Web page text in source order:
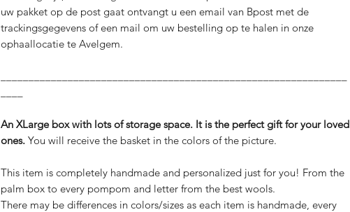
uw pakket op de post gaat ontvangt u een email van Bpost met de
trackingsgegevens of een mail om uw bestelling op te halen in onze
ophaallocatie te Avelgem.
An XLarge box with lots of storage space. It is the perfect gift for your loved
ones. You will receive the basket in the colors of the picture.
This item is completely handmade and personalized just for you! From the
palm box to every pompom and letter from the best wools.
There may be differences in colors/sizes as each item is handmade, every